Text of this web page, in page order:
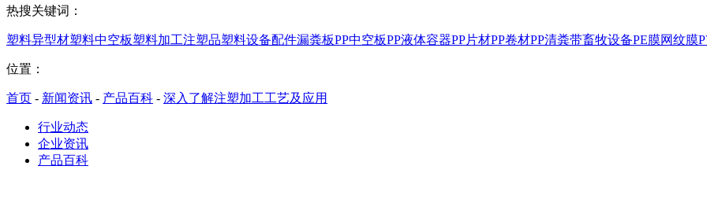
热搜关键词：
塑料异型材塑料中空板塑料加工注塑品塑料设备配件漏粪板PP中空板PP液体容器PP片材PP卷材PP清粪带畜牧设备PE膜网纹膜
位置：
首页 - 新闻资讯 - 产品百科 - 深入了解注塑加工工艺及应用
行业动态
企业资讯
产品百科